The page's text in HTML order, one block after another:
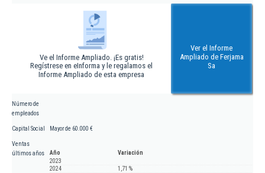
Ve el Informe Ampliado. ¡Es gratis!
Regístrese en eInforma y le regalamos el
Informe Ampliado de esta empresa
Ver el Informe
Ampliado de Ferjama
Sa
Número de
empleados
Capital Social Mayor de 60.000 €
Ventas
últimos años
Año
Variación
2023
2024
1,71 %